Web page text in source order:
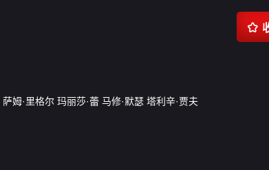

萨姆·里格尔 玛丽莎·蕾 马修·默瑟 塔利辛·贾夫